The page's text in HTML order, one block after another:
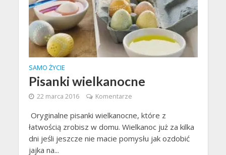
SAMO ŻYCIE
Pisanki wielkanocne
22 marca 2016 Komentarze
Oryginalne pisanki wielkanocne, które z
łatwością zrobisz w domu. Wielkanoc już za kilka
dni jeśli jeszcze nie macie pomysłu jak ozdobić
jajka na...